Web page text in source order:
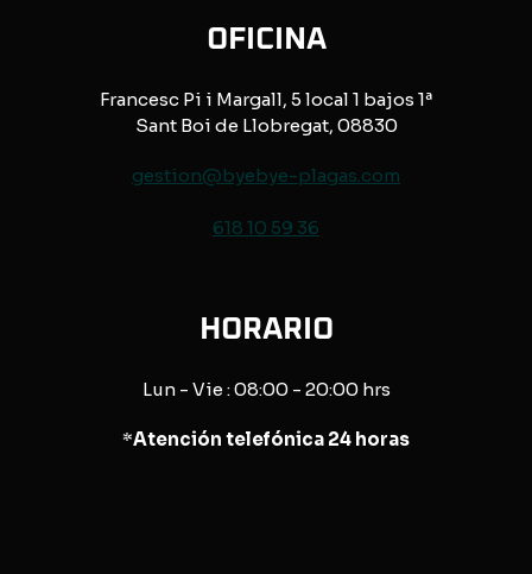
OFICINA
Francesc Pi i Margall, 5 local 1 bajos 1ª
Sant Boi de Llobregat, 08830
gestion@byebye-plagas.com
618 10 59 36
HORARIO
Lun - Vie : 08:00 - 20:00 hrs
*Atención telefónica 24 horas